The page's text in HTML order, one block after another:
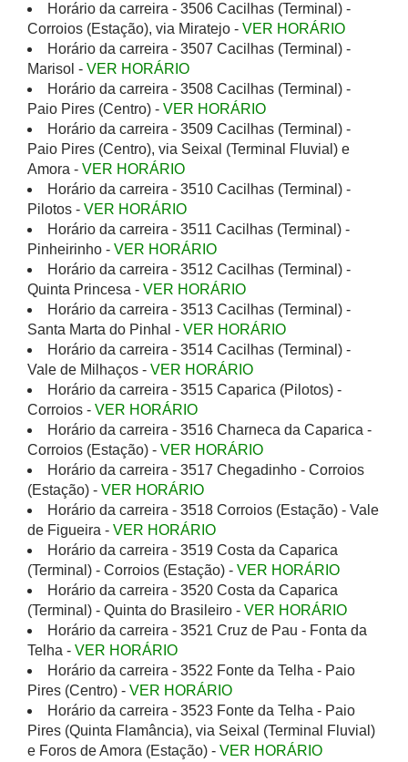
Horário da carreira - 3506 Cacilhas (Terminal) -
Corroios (Estação), via Miratejo - VER HORÁRIO
Horário da carreira - 3507 Cacilhas (Terminal) -
Marisol - VER HORÁRIO
Horário da carreira - 3508 Cacilhas (Terminal) -
Paio Pires (Centro) - VER HORÁRIO
Horário da carreira - 3509 Cacilhas (Terminal) -
Paio Pires (Centro), via Seixal (Terminal Fluvial) e
Amora - VER HORÁRIO
Horário da carreira - 3510 Cacilhas (Terminal) -
Pilotos - VER HORÁRIO
Horário da carreira - 3511 Cacilhas (Terminal) -
Pinheirinho - VER HORÁRIO
Horário da carreira - 3512 Cacilhas (Terminal) -
Quinta Princesa - VER HORÁRIO
Horário da carreira - 3513 Cacilhas (Terminal) -
Santa Marta do Pinhal - VER HORÁRIO
Horário da carreira - 3514 Cacilhas (Terminal) -
Vale de Milhaços - VER HORÁRIO
Horário da carreira - 3515 Caparica (Pilotos) -
Corroios - VER HORÁRIO
Horário da carreira - 3516 Charneca da Caparica -
Corroios (Estação) - VER HORÁRIO
Horário da carreira - 3517 Chegadinho - Corroios
(Estação) - VER HORÁRIO
Horário da carreira - 3518 Corroios (Estação) - Vale
de Figueira - VER HORÁRIO
Horário da carreira - 3519 Costa da Caparica
(Terminal) - Corroios (Estação) - VER HORÁRIO
Horário da carreira - 3520 Costa da Caparica
(Terminal) - Quinta do Brasileiro - VER HORÁRIO
Horário da carreira - 3521 Cruz de Pau - Fonta da
Telha - VER HORÁRIO
Horário da carreira - 3522 Fonte da Telha - Paio
Pires (Centro) - VER HORÁRIO
Horário da carreira - 3523 Fonte da Telha - Paio
Pires (Quinta Flamância), via Seixal (Terminal Fluvial)
e Foros de Amora (Estação) - VER HORÁRIO